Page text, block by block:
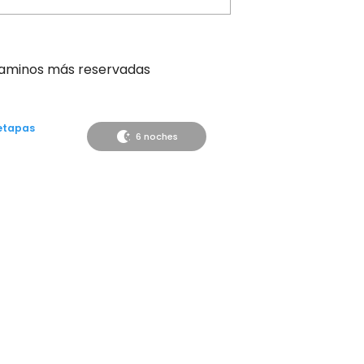
más reservadas
6 noches